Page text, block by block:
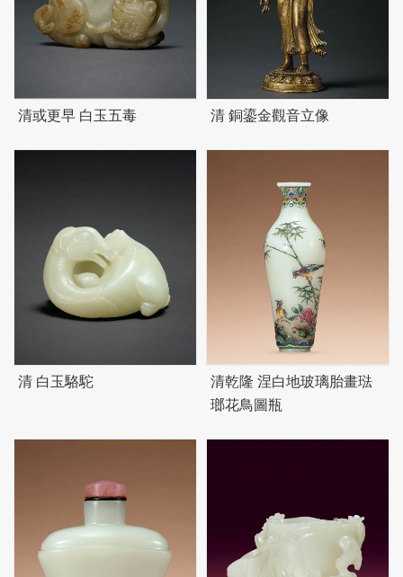
清或更早 白玉五毒 清 銅鎏金觀音立像
清 白玉駱駝
清乾隆 涅白地玻璃胎畫琺
瑯花鳥圖瓶